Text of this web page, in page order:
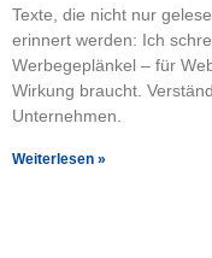
Texte, die nicht nur
erinnert werden: Ich
Werbegeplänkel – für
Wirkung braucht.
Unternehmen.
Weiterlesen »